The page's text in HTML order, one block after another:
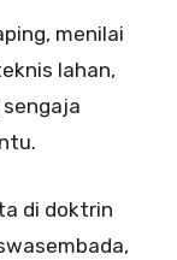
menilai
lahan,
di doktrin